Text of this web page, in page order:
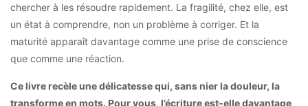
chercher à les résoudre rapidement. La fragilité, chez elle, est
un état à comprendre, non un problème à corriger. Et la
maturité apparaît davantage comme une prise de conscience
que comme une réaction.
Ce livre recèle une délicatesse qui, sans nier la douleur, la
transforme en mots. Pour vous, l’écriture est-elle davantage